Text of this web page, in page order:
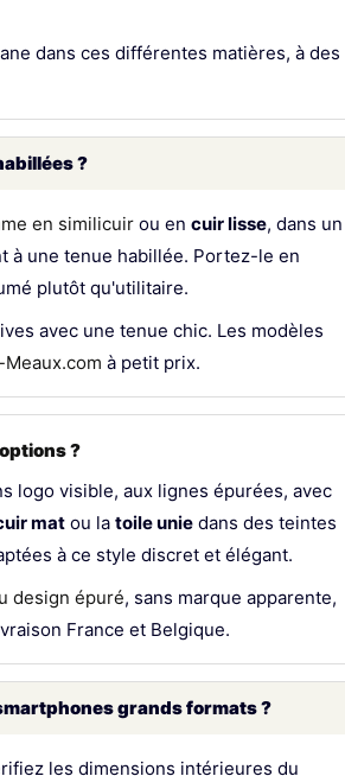
dans ces différentes matières, à des
?
en similicuir ou en cuir lisse, dans un
à une tenue habillée. Portez-le en
plutôt qu'utilitaire.
avec une tenue chic. Les modèles
à petit prix.
?
logo visible, aux lignes épurées, avec
mat ou la toile unie dans des teintes
à ce style discret et élégant.
design épuré, sans marque apparente,
France et Belgique.
grands formats ?
les dimensions intérieures du